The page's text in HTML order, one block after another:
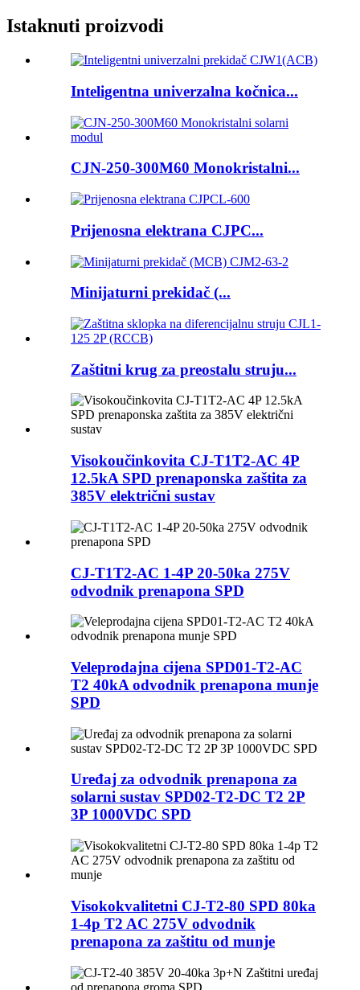
Istaknuti proizvodi
Inteligentna univerzalna kočnica...
CJN-250-300M60 Monokristalni...
Prijenosna elektrana CJPC...
Minijaturni prekidač (...
Zaštitni krug za preostalu struju...
Visokoučinkovita CJ-T1T2-AC 4P
12.5kA SPD prenaponska zaštita za
385V električni sustav
CJ-T1T2-AC 1-4P 20-50ka 275V
odvodnik prenapona SPD
Veleprodajna cijena SPD01-T2-AC
T2 40kA odvodnik prenapona munje
SPD
Uređaj za odvodnik prenapona za
solarni sustav SPD02-T2-DC T2 2P
3P 1000VDC SPD
Visokokvalitetni CJ-T2-80 SPD 80ka
1-4p T2 AC 275V odvodnik
prenapona za zaštitu od munje